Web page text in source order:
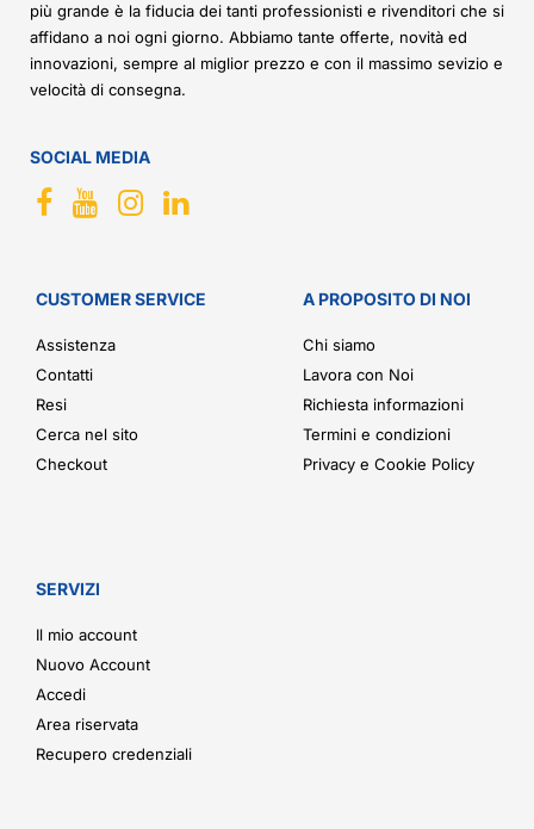
più grande è la fiducia dei tanti professionisti e rivenditori che si
affidano a noi ogni giorno. Abbiamo tante offerte, novità ed
innovazioni, sempre al miglior prezzo e con il massimo sevizio e
velocità di consegna.
SOCIAL MEDIA
CUSTOMER SERVICE
Assistenza
Contatti
Resi
Cerca nel sito
Checkout
A PROPOSITO DI NOI
Chi siamo
Lavora con Noi
Richiesta informazioni
Termini e condizioni
Privacy e Cookie Policy
SERVIZI
Il mio account
Nuovo Account
Accedi
Area riservata
Recupero credenziali